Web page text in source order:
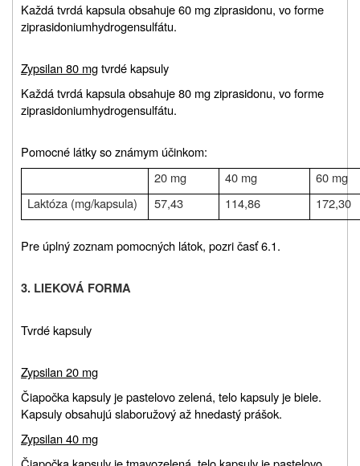
Každá tvrdá kapsula obsahuje 60 mg ziprasidonu, vo forme
ziprasidoniumhydrogensulfátu.
Zypsilan 80 mgtvrdé kapsuly
Každá tvrdá kapsula obsahuje 80 mg ziprasidonu, vo forme
ziprasidoniumhydrogensulfátu.
Pomocné látky so známym účinkom:
20 mg
40 mg
60 mg
Laktóza (mg/kapsula)
57,43 114,86 172,30
Pre úplný zoznam pomocných látok, pozri časť 6.1.
3. LIEKOVÁ FORMA
Tvrdé kapsuly
Zypsilan 20 mg
Čiapočka kapsuly je pastelovo zelená, telo kapsuly je biele.
Kapsuly obsahujú slaboružový až hnedastý prášok.
Zypsilan 40 mg